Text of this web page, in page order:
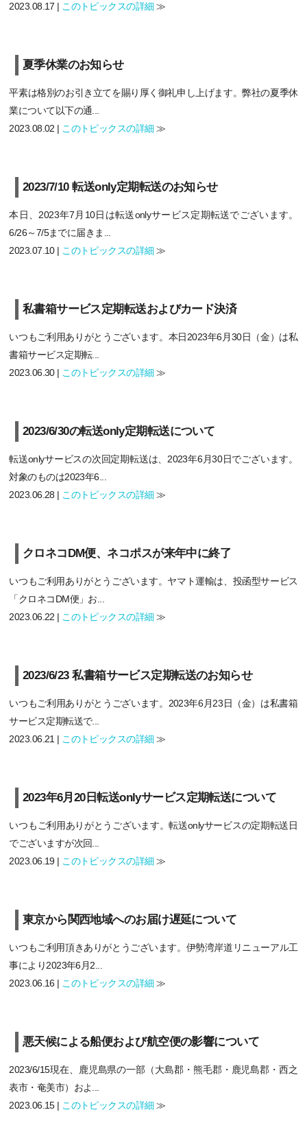
2023.08.17 | このトピックスの詳細 ≫
夏季休業のお知らせ
平素は格別のお引き立てを賜り厚く御礼申し上げます。弊社の夏季休
業について以下の通...
2023.08.02 | このトピックスの詳細 ≫
2023/7/10 転送only定期転送のお知らせ
本日、2023年7月10日は転送onlyサービス定期転送でございます。
6/26～7/5までに届きま...
2023.07.10 | このトピックスの詳細 ≫
私書箱サービス定期転送およびカード決済
いつもご利用ありがとうございます。本日2023年6月30日（金）は私
書箱サービス定期転...
2023.06.30 | このトピックスの詳細 ≫
2023/6/30の転送only定期転送について
転送onlyサービスの次回定期転送は、2023年6月30日でございます。
対象のものは2023年6...
2023.06.28 | このトピックスの詳細 ≫
クロネコDM便、ネコポスが来年中に終了
いつもご利用ありがとうございます。ヤマト運輸は、投函型サービス
「クロネコDM便」お...
2023.06.22 | このトピックスの詳細 ≫
2023/6/23 私書箱サービス定期転送のお知らせ
いつもご利用ありがとうございます。2023年6月23日（金）は私書箱
サービス定期転送で...
2023.06.21 | このトピックスの詳細 ≫
2023年6月20日転送onlyサービス定期転送について
いつもご利用ありがとうございます。転送onlyサービスの定期転送日
でございますが次回...
2023.06.19 | このトピックスの詳細 ≫
東京から関西地域へのお届け遅延について
いつもご利用頂きありがとうございます。伊勢湾岸道リニューアル工
事により2023年6月2...
2023.06.16 | このトピックスの詳細 ≫
悪天候による船便および航空便の影響について
2023/6/15現在、鹿児島県の一部（大島郡・熊毛郡・鹿児島郡・西之
表市・奄美市）およ...
2023.06.15 | このトピックスの詳細 ≫